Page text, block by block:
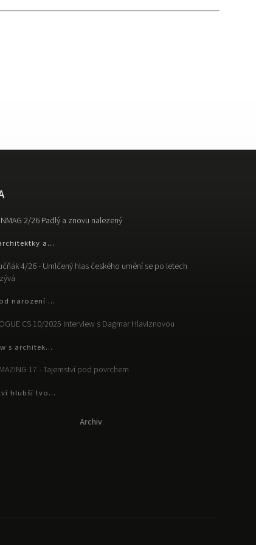
2/26 Padlý a znovu nalezený
a...
4/26 - Umlčený hlas českého umění se po letech
narození ...
CS 10/2025 Interview s Dagmar Hlaviznovou
s architek...
17 - Tajemství pod povrchem
hlubší tvo...
Archiv